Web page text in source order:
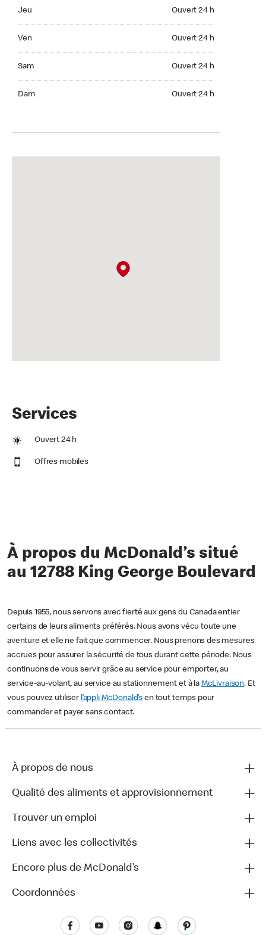
Jeu Ouvert 24 h
Ven Ouvert 24 h
Sam Ouvert 24 h
Dam Ouvert 24 h
Services
Ouvert 24 h
Offres mobiles
À propos du McDonald’s situé
au 12788 King George Boulevard
Depuis 1955, nous servons avec fierté aux gens du Canada entier
certains de leurs aliments préférés. Nous avons vécu toute une
aventure et elle ne fait que commencer. Nous prenons des mesures
accrues pour assurer la sécurité de tous durant cette période. Nous
continuons de vous servir grâce au service pour emporter, au
service-au-volant, au service au stationnement et à la McLivraison. Et
vous pouvez utiliser l’appli McDonald’s en tout temps pour
commander et payer sans contact.
À propos de nous
Qualité des aliments et approvisionnement
Trouver un emploi
Liens avec les collectivités
Encore plus de McDonald’s
Coordonnées